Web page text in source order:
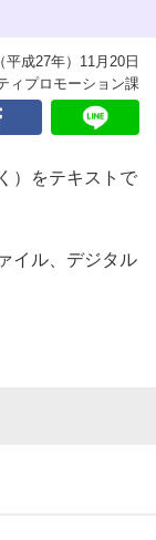
成27年）11月20日
ィプロモーション課
）をテキストで
イル、デジタル